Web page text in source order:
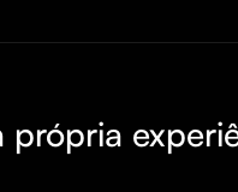
própria